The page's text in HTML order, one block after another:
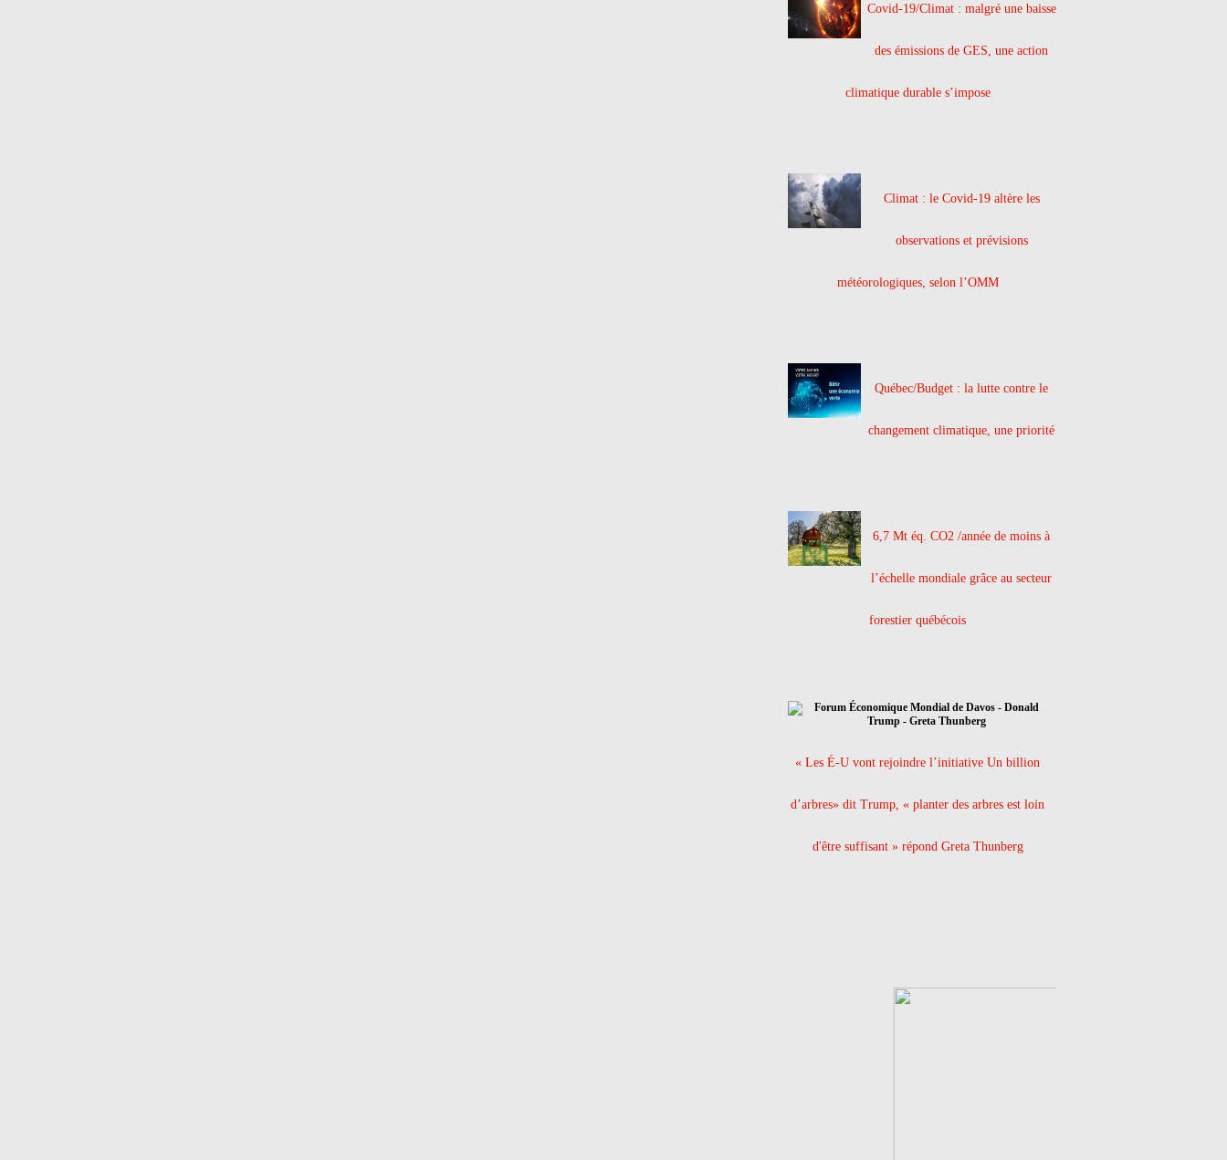
Covid-19/Climat : malgré une baisse
des émissions de GES, une action
climatique durable s’impose
Climat : le Covid-19 altère les
observations et prévisions
météorologiques, selon l’OMM
Québec/Budget : la lutte contre le
changement climatique, une priorité
6,7 Mt éq. CO2 /année de moins à
l’échelle mondiale grâce au secteur
forestier québécois
« Les É-U vont rejoindre l’initiative Un billion
d’arbres» dit Trump, « planter des arbres est loin
d'être suffisant » répond Greta Thunberg